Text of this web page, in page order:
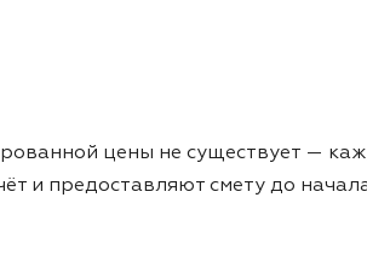
цены не существует —
и предоставляют смету до